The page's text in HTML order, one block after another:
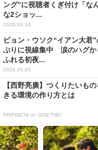
ング”に視聴者くぎ付け「な
な2ショッ...
2026.04.14
ビョン・ウソク“イアン大君
ぷりに視線集中 涙のハグか
ふれる初夜...
2026.05.05
【西野亮廣】つくりたいも
きる環境の作り方とは
PR(FINCHI on GOETHE)